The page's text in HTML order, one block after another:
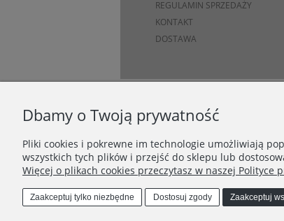
REGULAMIN SPRZEDAŻY
KONTAKT
DOSTAWA
Dbamy o Twoją prywatność
Pliki cookies i pokrewne im technologie umożliwiają
wszystkich tych plików i przejść do sklepu lub
Więcej o plikach cookies przeczytasz w naszej Polityce
Zaakceptuj tylko niezbędne Dostosuj zgody Zaakceptuj